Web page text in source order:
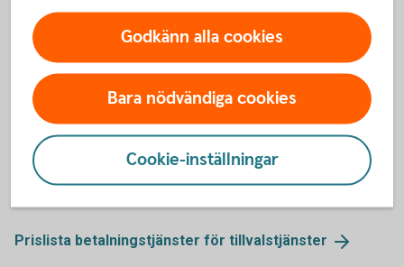
0 kr 1
Årsavgift Internetbetalning
200 kr
Pris för tillvalstjänster tillkommer.
Ingår utan kostnad i våra kundpaket. Tillbaka
Prislista betalningstjänster för tillvalstjänster
Godkänn alla cookies
Bara nödvändiga cookies
Cookie-inställningar